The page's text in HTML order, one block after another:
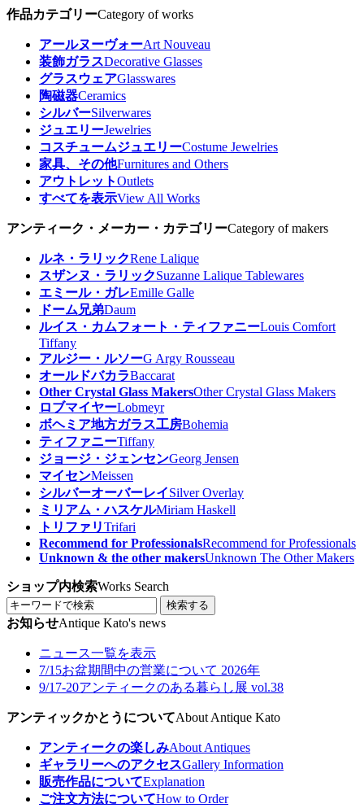
作品カテゴリーCategory of works
アールヌーヴォーArt Nouveau
装飾ガラスDecorative Glasses
グラスウェアGlasswares
陶磁器Ceramics
シルバーSilverwares
ジュエリーJewelries
コスチュームジュエリーCostume Jewelries
家具、その他Furnitures and Others
アウトレットOutlets
すべてを表示View All Works
アンティーク・メーカー・カテゴリーCategory of makers
ルネ・ラリックRene Lalique
スザンヌ・ラリックSuzanne Lalique Tablewares
エミール・ガレEmille Galle
ドーム兄弟Daum
ルイス・カムフォート・ティファニーLouis Comfort
Tiffany
アルジー・ルソーG Argy Rousseau
オールドバカラBaccarat
Other Crystal Glass MakersOther Crystal Glass Makers
ロブマイヤーLobmeyr
ボヘミア地方ガラス工房Bohemia
ティファニーTiffany
ジョージ・ジェンセンGeorg Jensen
マイセンMeissen
シルバーオーバーレイSilver Overlay
ミリアム・ハスケルMiriam Haskell
トリファリTrifari
Recommend for ProfessionalsRecommend for Professionals
Unknown & the other makersUnknown The Other Makers
ショップ内検索Works Search
検索する
お知らせAntique Kato's news
ニュース一覧を表示
7/15お盆期間中の営業について 2026年
9/17-20アンティークのある暮らし展 vol.38
アンティックかとうについてAbout Antique Kato
アンティークの楽しみAbout Antiques
ギャラリーへのアクセスGallery Information
販売作品についてExplanation
ご注文方法についてHow to Order